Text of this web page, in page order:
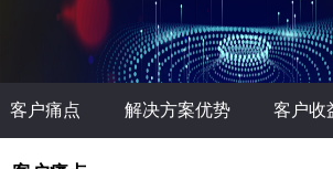
客户痛点 解决方案优势 客户收